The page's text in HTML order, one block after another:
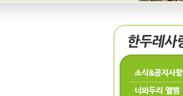
소식&공지사항
너와두리 앨범